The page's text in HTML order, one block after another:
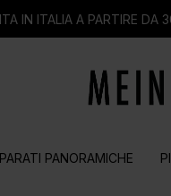
IN ITALIA A PARTIRE DA
PANORAMICHE